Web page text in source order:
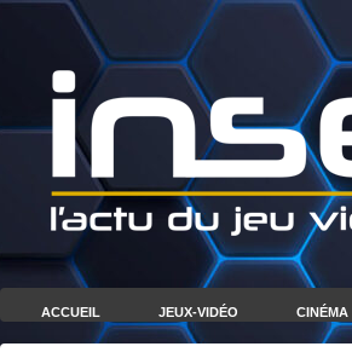
ACCUEIL JEUX-VIDÉO CINÉMA